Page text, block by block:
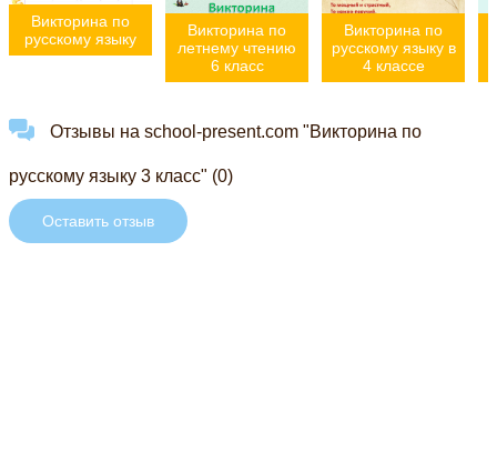
Викторина по
русскому языку
Викторина по
летнему чтению
6 класс
Викторина по
русскому языку в
4 классе
Отзывы на school-present.com "Викторина по
русскому языку 3 класс" (0)
Оставить отзыв